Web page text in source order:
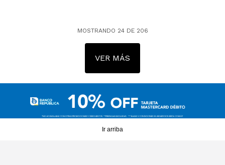
MOSTRANDO 24DE 206
VER MÁS
Ir arriba